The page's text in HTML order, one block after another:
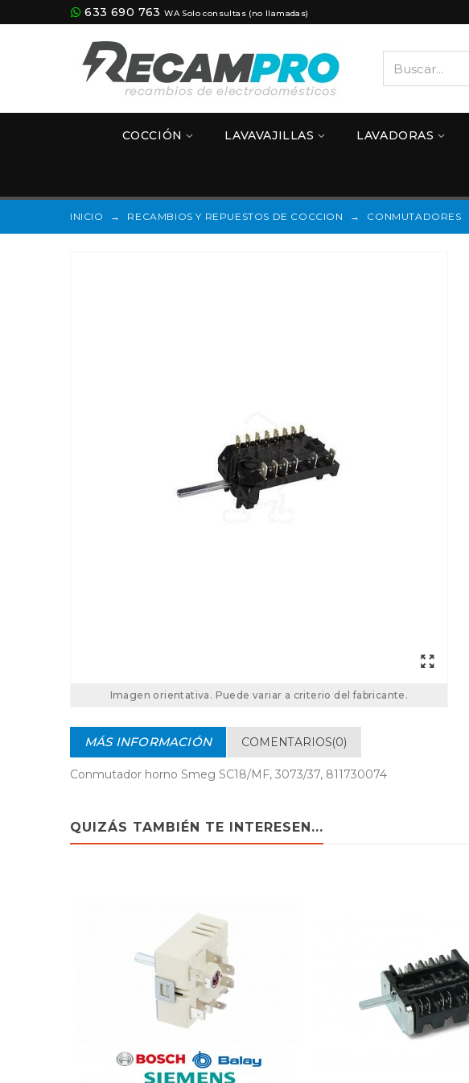
633 690 763 WA Solo consultas (no llamadas)
COCCIÓN LAVAVAJILLAS LAVADORAS
INICIO → RECAMBIOS Y REPUESTOS DE COCCION → CONMUTADORES
Imagen orientativa. Puede variar a criterio del fabricante.
MÁS INFORMACIÓN COMENTARIOS(0)
Conmutador horno Smeg SC18/MF, 3073/37, 811730074
QUIZÁS TAMBIÉN TE INTERESEN...